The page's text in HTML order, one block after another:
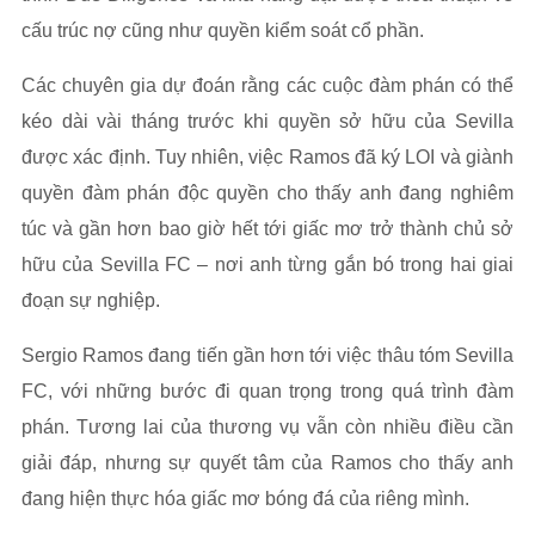
cấu trúc nợ cũng như quyền kiểm soát cổ phần.
Các chuyên gia dự đoán rằng các cuộc đàm phán có thể
kéo dài vài tháng trước khi quyền sở hữu của Sevilla
được xác định. Tuy nhiên, việc Ramos đã ký LOI và giành
quyền đàm phán độc quyền cho thấy anh đang nghiêm
túc và gần hơn bao giờ hết tới giấc mơ trở thành chủ sở
hữu của Sevilla FC – nơi anh từng gắn bó trong hai giai
đoạn sự nghiệp.
Sergio Ramos đang tiến gần hơn tới việc thâu tóm Sevilla
FC, với những bước đi quan trọng trong quá trình đàm
phán. Tương lai của thương vụ vẫn còn nhiều điều cần
giải đáp, nhưng sự quyết tâm của Ramos cho thấy anh
đang hiện thực hóa giấc mơ bóng đá của riêng mình.